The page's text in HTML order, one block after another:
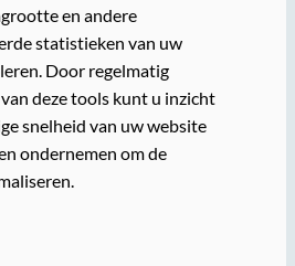
en andere
statistieken van uw
Door regelmatig
deze tools kunt u inzicht
snelheid van uw website
ondernemen om de